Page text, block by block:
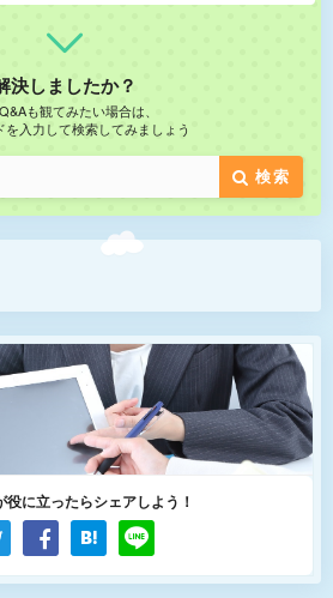
決しましたか？
も観てみたい場合は、
を入力して検索してみましょう
検索
役に立ったらシェアしよう！